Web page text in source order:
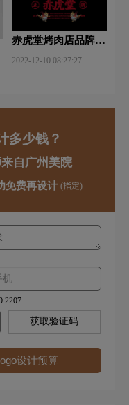
赤虎堂烤肉店品牌VI
2022-12-10 08:27:27
多少钱？
自广州美院
免费再设计 (指定)
2207
获取验证码
设计预算